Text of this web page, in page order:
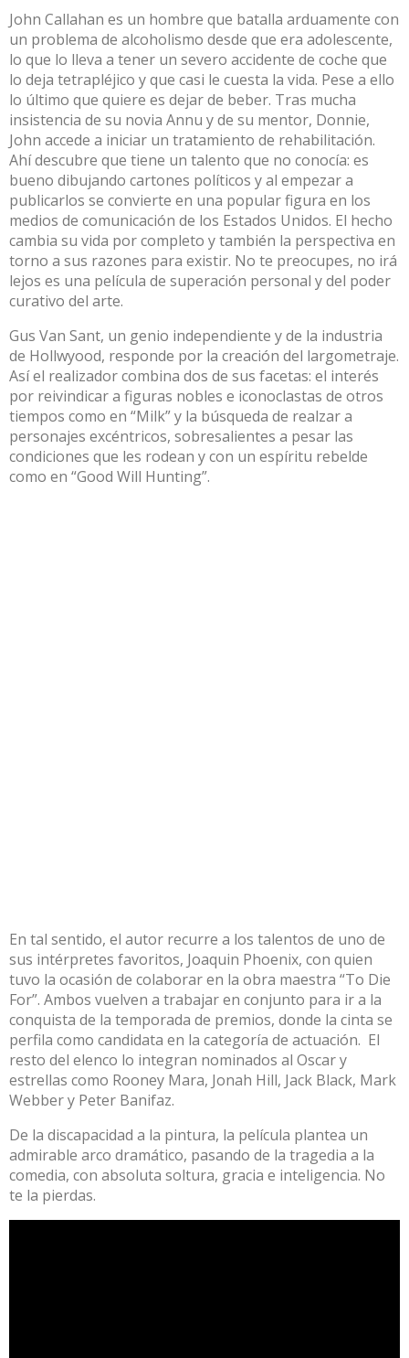
John Callahan es un hombre que batalla arduamente con
un problema de alcoholismo desde que era adolescente,
lo que lo lleva a tener un severo accidente de coche que
lo deja tetrapléjico y que casi le cuesta la vida. Pese a ello
lo último que quiere es dejar de beber. Tras mucha
insistencia de su novia Annu y de su mentor, Donnie,
John accede a iniciar un tratamiento de rehabilitación.
Ahí descubre que tiene un talento que no conocía: es
bueno dibujando cartones políticos y al empezar a
publicarlos se convierte en una popular figura en los
medios de comunicación de los Estados Unidos. El hecho
cambia su vida por completo y también la perspectiva en
torno a sus razones para existir. No te preocupes, no irá
lejos es una película de superación personal y del poder
curativo del arte.
Gus Van Sant, un genio independiente y de la industria
de Hollwyood, responde por la creación del largometraje.
Así el realizador combina dos de sus facetas: el interés
por reivindicar a figuras nobles e iconoclastas de otros
tiempos como en “Milk” y la búsqueda de realzar a
personajes excéntricos, sobresalientes a pesar las
condiciones que les rodean y con un espíritu rebelde
como en “Good Will Hunting”.
En tal sentido, el autor recurre a los talentos de uno de
sus intérpretes favoritos, Joaquin Phoenix, con quien
tuvo la ocasión de colaborar en la obra maestra “To Die
For”. Ambos vuelven a trabajar en conjunto para ir a la
conquista de la temporada de premios, donde la cinta se
perfila como candidata en la categoría de actuación. El
resto del elenco lo integran nominados al Oscar y
estrellas como Rooney Mara, Jonah Hill, Jack Black, Mark
Webber y Peter Banifaz.
De la discapacidad a la pintura, la película plantea un
admirable arco dramático, pasando de la tragedia a la
comedia, con absoluta soltura, gracia e inteligencia. No
te la pierdas.